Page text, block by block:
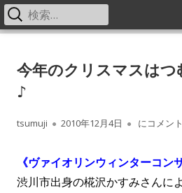
tsumuji つ
メ
検
索:
今年のクリスマスはつ
♪
作
tsumuji
公
2010年12月4日 今年のク
にコメン
《ヴァイオリンウィンターコン
渋川市出身の椛沢かすみさんに